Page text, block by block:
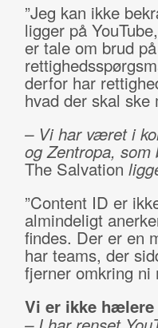
”Jeg kan ikke
ligger på
er tale om brud
derfor har
hvad der skal ske
– Vi har været i
og Zentropa,
The Salvation
”Content ID er
almindeligt
findes. Der er en
har teams, der
fjerner omkring ni
Vi er ikke hælere